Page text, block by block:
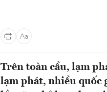
Trên toàn cầu, lạm
lạm phát, nhiều quốc